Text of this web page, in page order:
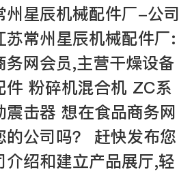
州星辰机械配件厂-公司
苏常州星辰机械配件厂:
务网会员,主营干燥设备
件 粉碎机混合机 ZC系
震击器 想在食品商务网
的公司吗？ 赶快发布您
介绍和建立产品展厅,轻